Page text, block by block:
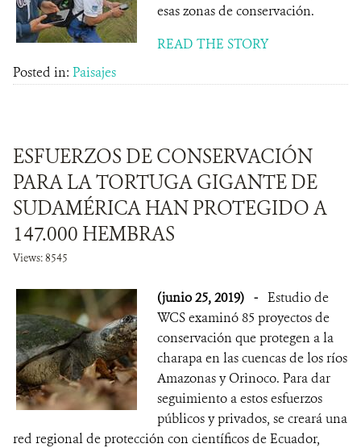
esas zonas de conservación.
READ THE STORY
Posted in: Paisajes
ESFUERZOS DE CONSERVACIÓN
PARA LA TORTUGA GIGANTE DE
SUDAMÉRICA HAN PROTEGIDO A
147.000 HEMBRAS
Views: 8545
(junio 25, 2019) - Estudio de
WCS examinó 85 proyectos de
conservación que protegen a la
charapa en las cuencas de los ríos
Amazonas y Orinoco. Para dar
seguimiento a estos esfuerzos
públicos y privados, se creará una
red regional de protección con científicos de Ecuador,